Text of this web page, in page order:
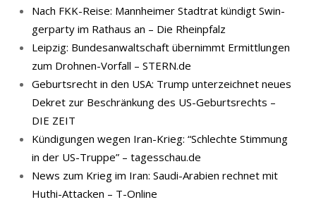
Nach FKK-​Reise: Mann­hei­mer Stadt­rat kün­digt Swin­
ger­par­ty im Rat­haus an – Die Rheinpfalz
Leipzig: Bundesanwaltschaft übernimmt Ermittlungen
zum Drohnen-Vorfall – STERN.de
Geburtsrecht in den USA: Trump unterzeichnet neues
Dekret zur Beschränkung des US-Geburtsrechts –
DIE ZEIT
Kündigungen wegen Iran-Krieg: “Schlechte Stimmung
in der US-Truppe” – tagesschau.de
News zum Krieg im Iran: Saudi-Arabien rechnet mit
Huthi-Attacken – T-Online